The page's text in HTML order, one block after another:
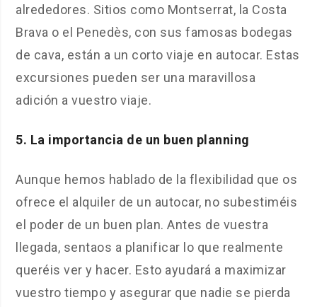
alrededores. Sitios como Montserrat, la Costa
Brava o el Penedès, con sus famosas bodegas
de cava, están a un corto viaje en autocar. Estas
excursiones pueden ser una maravillosa
adición a vuestro viaje.
5. La importancia de un buen planning
Aunque hemos hablado de la flexibilidad que os
ofrece el alquiler de un autocar, no subestiméis
el poder de un buen plan. Antes de vuestra
llegada, sentaos a planificar lo que realmente
queréis ver y hacer. Esto ayudará a maximizar
vuestro tiempo y asegurar que nadie se pierda